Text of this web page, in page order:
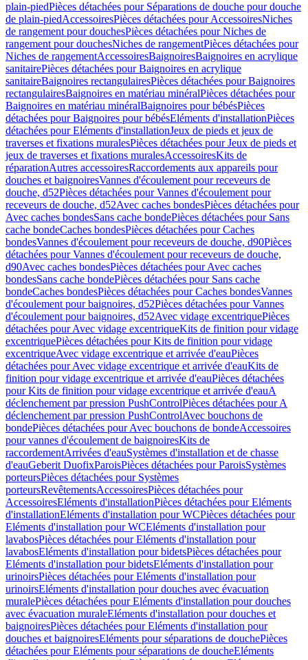
plain-piedPièces détachées pour Séparations de douche pour douche
de plain-piedAccessoiresPièces détachées pour AccessoiresNiches
de rangement pour douchesPièces détachées pour Niches de
rangement pour douchesNiches de rangementPièces détachées pour
Niches de rangementAccessoiresBaignoiresBaignoires en acrylique
sanitairePièces détachées pour Baignoires en acrylique
sanitaireBaignoires rectangulairesPièces détachées pour Baignoires
rectangulairesBaignoires en matériau minéralPièces détachées pour
Baignoires en matériau minéralBaignoires pour bébésPièces
détachées pour Baignoires pour bébésEléments d'installationPièces
détachées pour Eléments d'installationJeux de pieds et jeux de
traverses et fixations muralesPièces détachées pour Jeux de pieds et
jeux de traverses et fixations muralesAccessoiresKits de
réparationAutres accessoiresRaccordements aux appareils pour
douches et baignoiresVannes d'écoulement pour receveurs de
douche, d52Pièces détachées pour Vannes d'écoulement pour
receveurs de douche, d52Avec caches bondesPièces détachées pour
Avec caches bondesSans cache bondePièces détachées pour Sans
cache bondeCaches bondesPièces détachées pour Caches
bondesVannes d'écoulement pour receveurs de douche, d90Pièces
détachées pour Vannes d'écoulement pour receveurs de douche,
d90Avec caches bondesPièces détachées pour Avec caches
bondesSans cache bondePièces détachées pour Sans cache
bondeCaches bondesPièces détachées pour Caches bondesVannes
d'écoulement pour baignoires, d52Pièces détachées pour Vannes
d'écoulement pour baignoires, d52Avec vidage excentriquePièces
détachées pour Avec vidage excentriqueKits de finition pour vidage
excentriquePièces détachées pour Kits de finition pour vidage
excentriqueAvec vidage excentrique et arrivée d'eauPièces
détachées pour Avec vidage excentrique et arrivée d'eauKits de
finition pour vidage excentrique et arrivée d'eauPièces détachées
pour Kits de finition pour vidage excentrique et arrivée d'eauA
déclenchement par pression PushControlPièces détachées pour A
déclenchement par pression PushControlAvec bouchons de
bondePièces détachées pour Avec bouchons de bondeAccessoires
pour vannes d'écoulement de baignoiresKits de
raccordementArrivées d'eauSystèmes d'installation et de chasse
d'eauGeberit DuofixParoisPièces détachées pour ParoisSystèmes
porteursPièces détachées pour Systèmes
porteursRevêtementsAccessoiresPièces détachées pour
AccessoiresEléments d'installationPièces détachées pour Eléments
d'installationEléments d'installation pour WCPièces détachées pour
Eléments d'installation pour WCEléments d'installation pour
lavabosPièces détachées pour Eléments d'installation pour
lavabosEléments d'installation pour bidetsPièces détachées pour
Eléments d'installation pour bidetsEléments d'installation pour
urinoirsPièces détachées pour Eléments d'installation pour
urinoirsEléments d'installation pour douches avec évacuation
muralePièces détachées pour Eléments d'installation pour douches
avec évacuation muraleEléments d'installation pour douches et
baignoiresPièces détachées pour Eléments d'installation pour
douches et baignoiresEléments pour séparations de douchePièces
détachées pour Eléments pour séparations de doucheEléments